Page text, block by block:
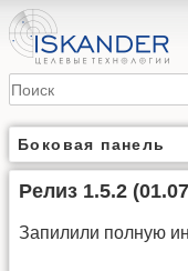
Боковая панель
Релиз 1.5.2
Запилили полную